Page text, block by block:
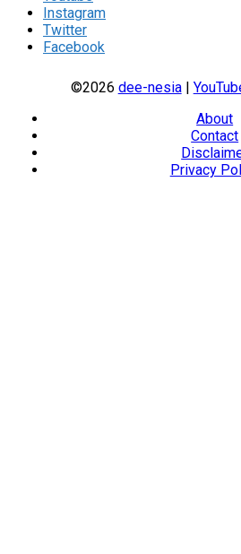
Instagram
Twitter
Facebook
©2026 dee-nesia|
About
Contact
Privacy